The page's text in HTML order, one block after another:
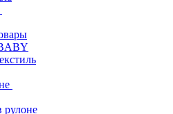
рулоне